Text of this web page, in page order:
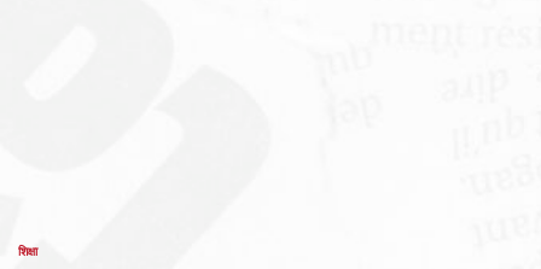
POSTED
शिक्षा